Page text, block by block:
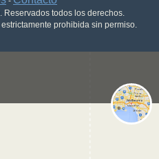
Reservados todos los derechos.
prohibida sin permiso.